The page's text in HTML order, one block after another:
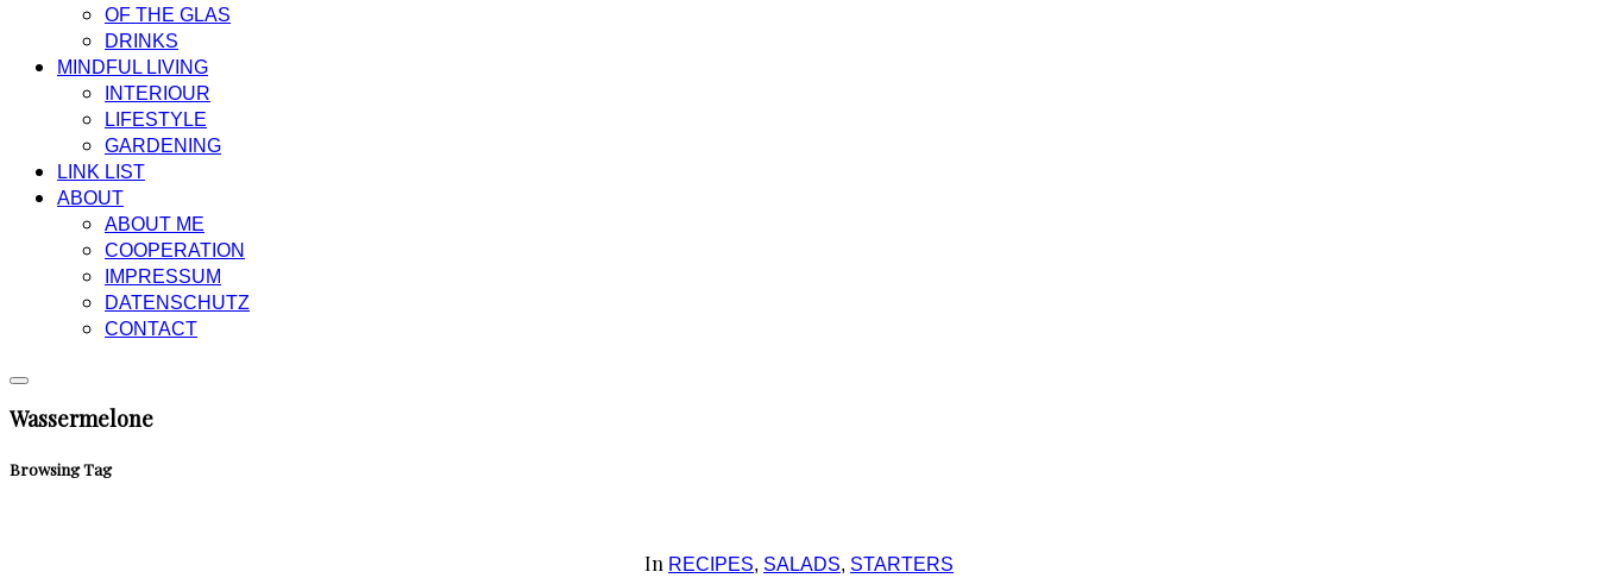
OF THE GLAS
DRINKS
MINDFUL LIVING
INTERIOUR
LIFESTYLE
GARDENING
LINK LIST
ABOUT
ABOUT ME
COOPERATION
IMPRESSUM
DATENSCHUTZ
CONTACT
Wassermelone
Browsing Tag
In RECIPES, SALADS, STARTERS